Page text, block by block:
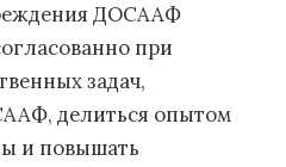
ДОСААФ
при
задач,
делиться опытом
и повышать